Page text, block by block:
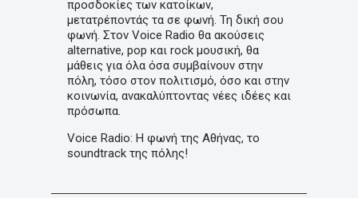
προσδοκίες των κατοίκων,
μετατρέποντάς τα σε φωνή. Τη δική σου
φωνή. Στον Voice Radio θα ακούσεις
alternative, pop και rock μουσική, θα
μάθεις για όλα όσα συμβαίνουν στην
πόλη, τόσο στον πολιτισμό, όσο και στην
κοινωνία, ανακαλύπτοντας νέες ιδέες και
πρόσωπα.
Voice Radio: Η φωνή της Αθήνας, το
soundtrack της πόλης!